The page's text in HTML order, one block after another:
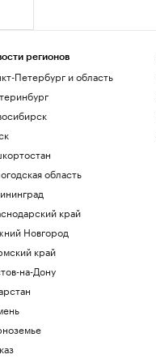
регионов
Петербург и область
область
край
Новгород
край
на-Дону